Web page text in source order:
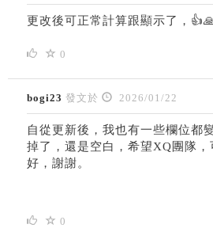
更改後可正常計算跟顯示了，
0
bogi23 發文於 2026/01/22
自從更新後，我也有一些欄位都
掉了，還是空白，希望XQ團隊
好，謝謝。
0